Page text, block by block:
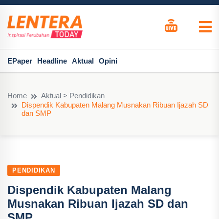
EPaper Headline Aktual Opini
Home
Aktual > Pendidikan
Dispendik Kabupaten Malang Musnakan Ribuan Ijazah SD
dan SMP
PENDIDIKAN
Dispendik Kabupaten Malang
Musnakan Ribuan Ijazah SD dan